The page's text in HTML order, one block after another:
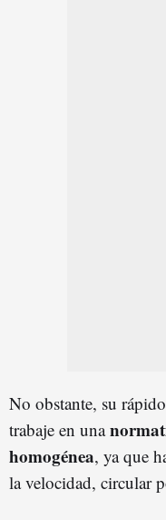
No obstante, su
trabaje en una
homogénea, ya que
la velocidad, circular